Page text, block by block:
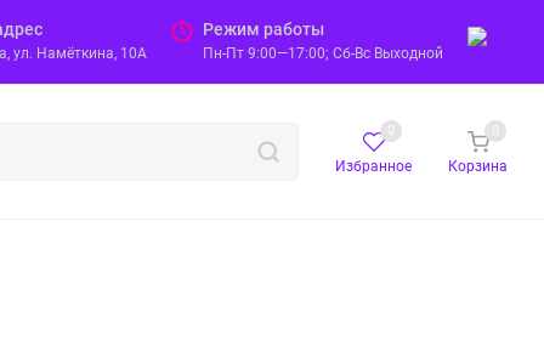
ул. Намёткина, 10А
Режим работы
Пн-Пт 9:00—17:00; Сб-Вс Выходной
Избранное
0
Корзина
0